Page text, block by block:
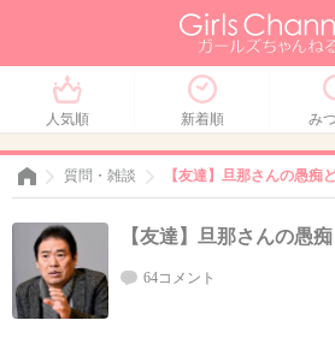
人気順 新着順 み
質問・雑談 【友達】旦那さんの愚痴
【友達】旦那さんの愚
64コメント